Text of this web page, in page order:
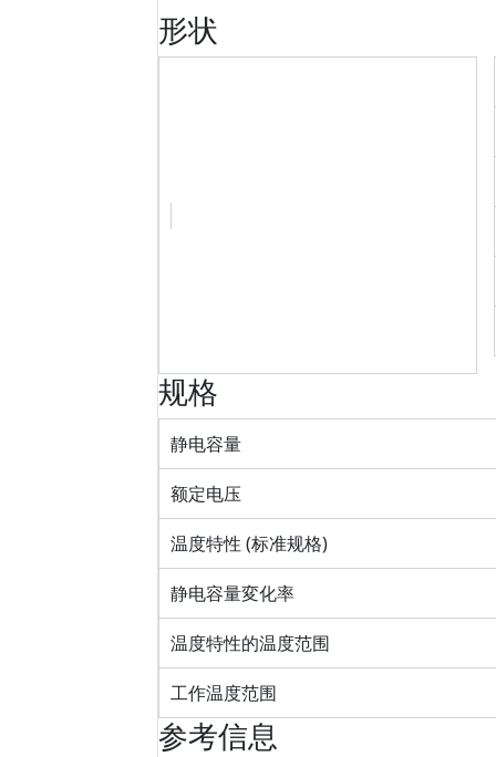
形状
规格
静电容量
额定电压
温度特性 (标准规格)
静电容量変化率
温度特性的温度范围
工作温度范围
参考信息